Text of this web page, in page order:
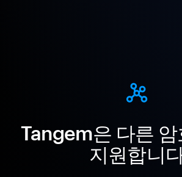
Tangem은 다른 암
지원합니